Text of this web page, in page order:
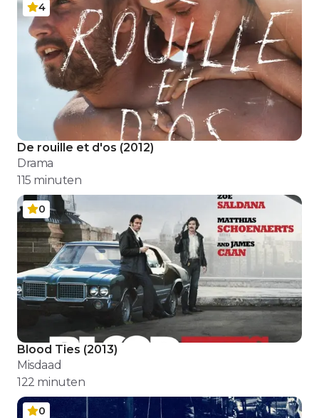
4
De rouille et d'os (2012)
Drama
115 minuten
0
Blood Ties (2013)
Misdaad
122 minuten
0